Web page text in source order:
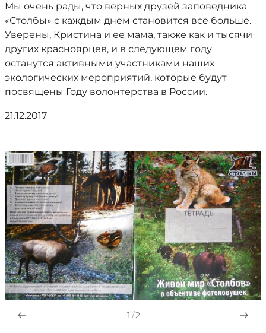
Мы очень рады, что верных друзей заповедника
«Столбы» с каждым днем становится все больше.
Уверены, Кристина и ее мама, также как и тысячи
других красноярцев, и в следующем году
останутся активными участниками наших
экологических мероприятий, которые будут
посвящены Году волонтерства в России.
21.12.2017
1/2